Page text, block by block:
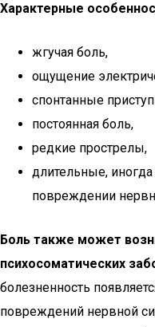
Характерные
жгучая боль,
ощущение
спонтанные
постоянная боль,
редкие прострелы,
длительные,
повреждении
Боль также может
психосоматических
болезненность
повреждений нервной